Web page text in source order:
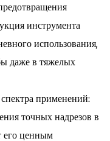
инструмента
использования,
даже в тяжелых
применений:
точных надрезов в
его ценным